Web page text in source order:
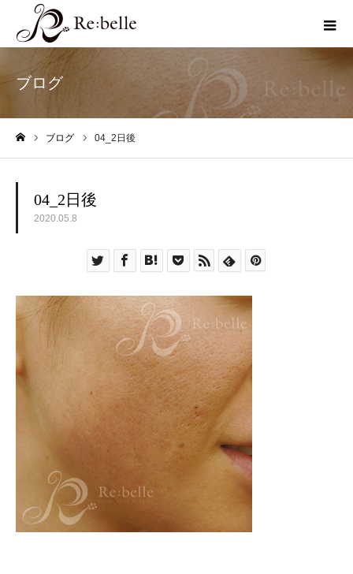
ブログ
ブログ 04_2日後
04_2日後
2020.05.8